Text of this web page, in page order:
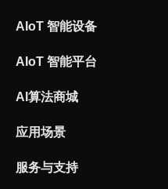
AIoT 智能设备
AIoT 智能平台
AI算法商城
应用场景
服务与支持